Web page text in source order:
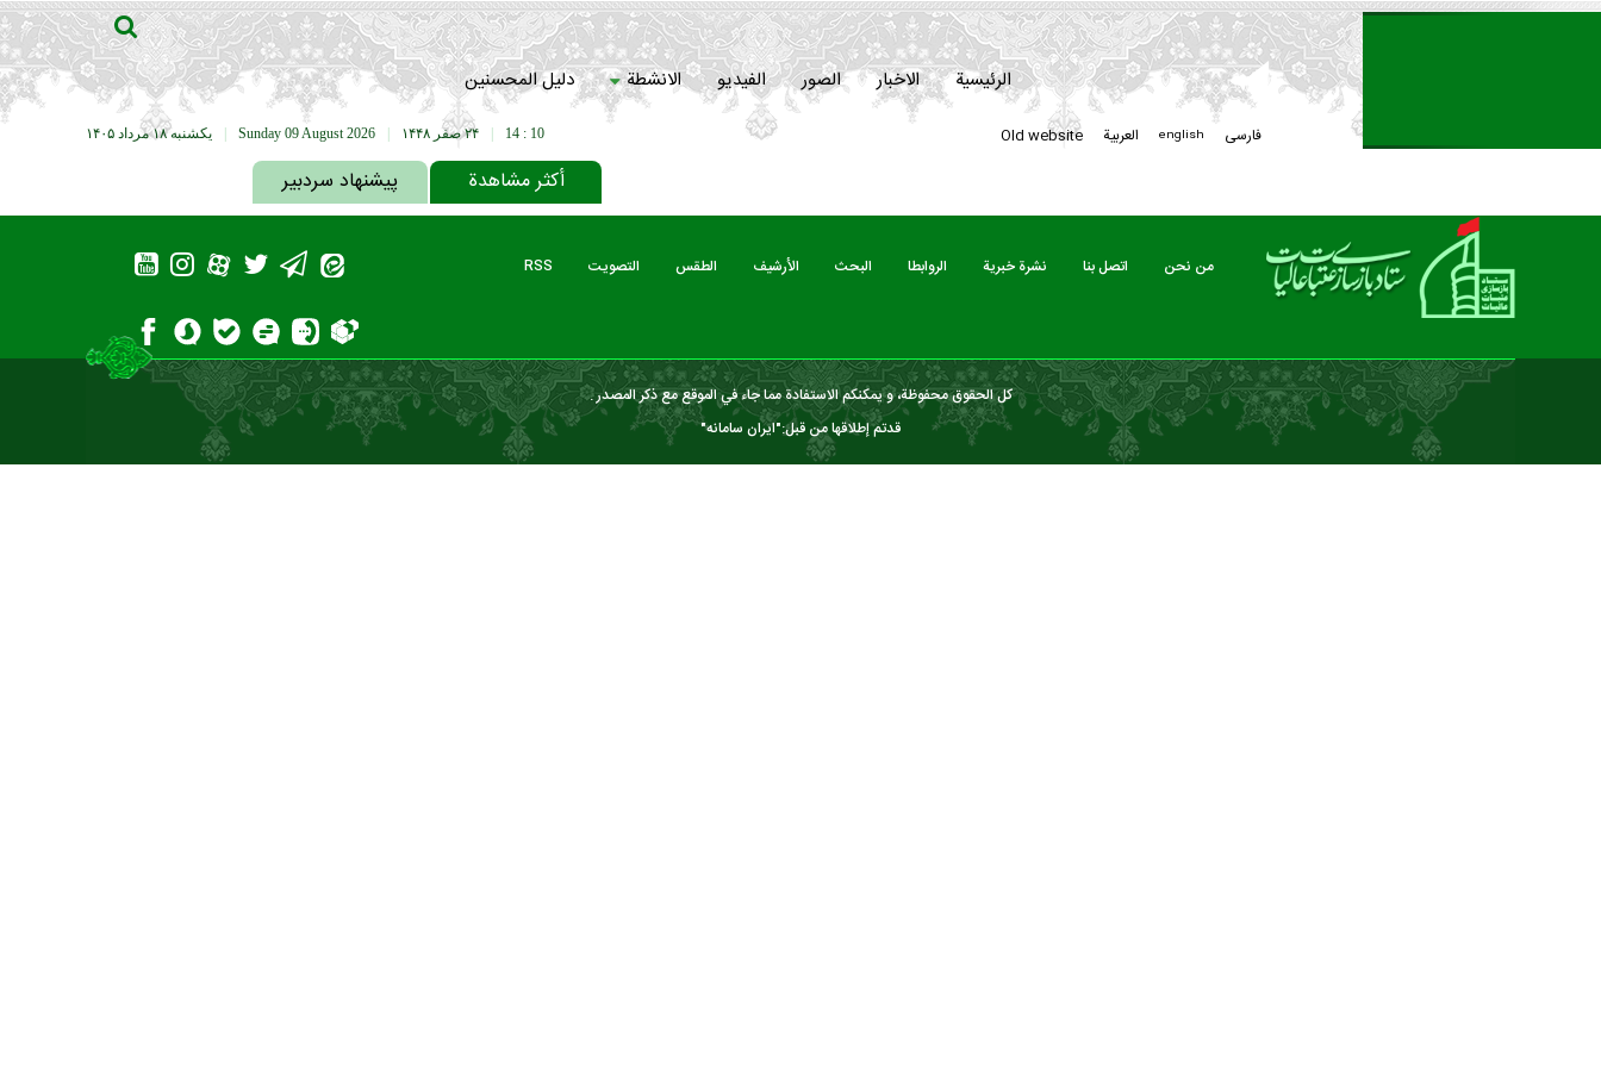
الرئیسیة الاخبار الصور الفیدیو الانشطة دلیل المحسنین
فارسی english العربیة Old website يکشنبه ۱۸ مرداد ۱۴۰۵ Sunday 09 August 2026 ۲۴ صفر ۱۴۴۸ 14 : 10
أکثر مشاهدة پیشنهاد سردبیر
من نحن اتصل بنا نشرة‌ خبریة الروابطا البحث الأرشیف الطقس التصويت RSS
من نحن اتصل بنا نشرة‌ خبریة
كل الحقوق محفوظة، و يمكنكم الاستفادة مما جاء في الموقع مع ذكر المصدر .
قدتم إطلاقها من قبل:"ایران سامانه"